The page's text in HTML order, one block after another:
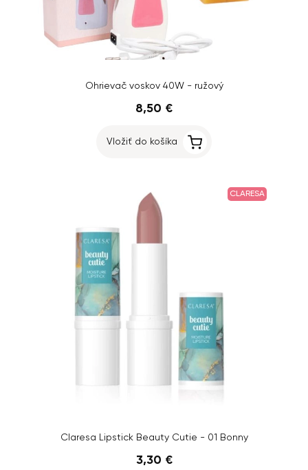
Ohrievač voskov 40W - ružový
8,50 €
Vložiť do košíka
CLARESA
Claresa Lipstick Beauty Cutie - 01 Bonny
3,30 €